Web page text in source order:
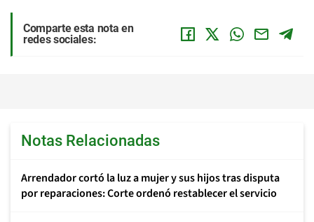
Comparte esta nota en
redes sociales:
Notas Relacionadas
Arrendador cortó la luz a mujer y sus hijos tras disputa
por reparaciones: Corte ordenó restablecer el servicio